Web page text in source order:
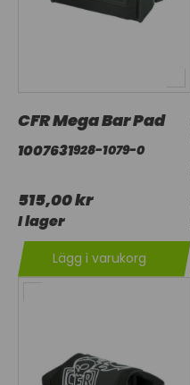
CFR Mega Bar Pad
1007631928-1079-0
515,00 kr
I lager
Lägg i varukorg